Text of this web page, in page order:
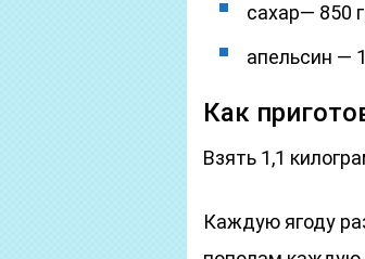
сахар— 850
апельсин —
Как
Взять 1,1
Каждую ягоду